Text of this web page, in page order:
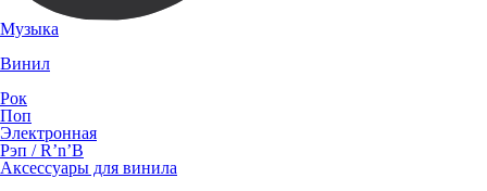
Музыка
Винил
Рок
Поп
Электронная
Рэп / R’n’B
Аксессуары для винила